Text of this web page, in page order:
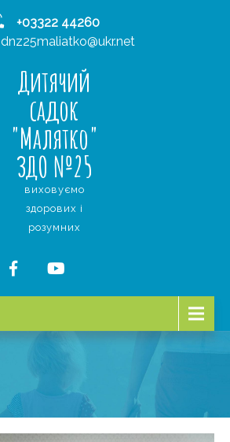
+03322 44260
dnz25maliatko@ukr.net
Дитячий
садок
"Малятко"
ЗДО №25
виховуємо
здорових і
розумних